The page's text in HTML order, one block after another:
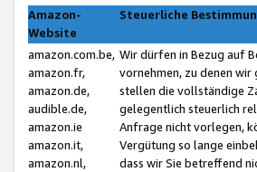
Amazon-
Website
Steuerliche
amazon.com.be,
amazon.fr,
amazon.de,
audible.de,
amazon.ie
amazon.it,
amazon.nl,
Wir dürfen in Bezug auf
vornehmen, zu denen
stellen die vollständige
gelegentlich steuerlich
Anfrage nicht vorlegen,
Vergütung so lange
dass wir Sie betreffend